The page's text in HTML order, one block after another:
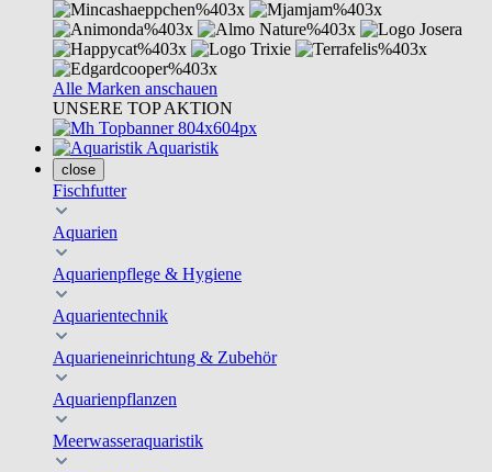
Alle Marken anschauen
UNSERE TOP AKTION
Aquaristik
close
Fischfutter
Aquarien
Aquarienpflege & Hygiene
Aquarientechnik
Aquarieneinrichtung & Zubehör
Aquarienpflanzen
Meerwasseraquaristik